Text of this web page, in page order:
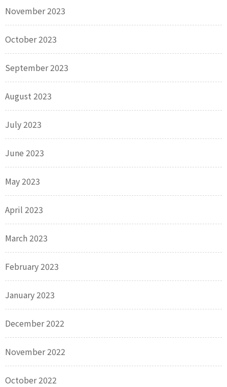
November 2023
October 2023
September 2023
August 2023
July 2023
June 2023
May 2023
April 2023
March 2023
February 2023
January 2023
December 2022
November 2022
October 2022